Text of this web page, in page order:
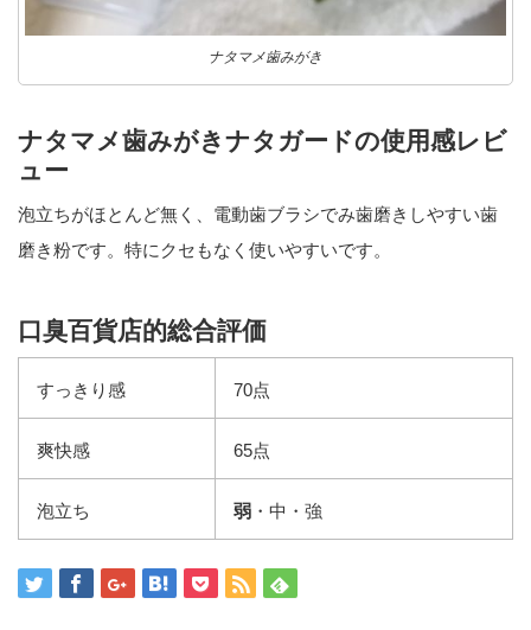
ナタマメ歯みがき
ナタマメ歯みがきナタガードの使用感レビ
ュー
泡立ちがほとんど無く、電動歯ブラシでみ歯磨きしやすい歯
磨き粉です。特にクセもなく使いやすいです。
口臭百貨店的総合評価
すっきり感 70点
爽快感 65点
泡立ち 弱 ・中・強